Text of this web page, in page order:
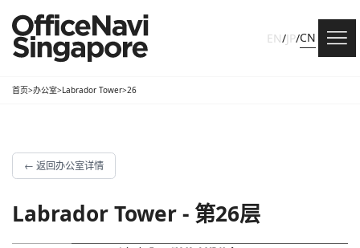
EN/JP/CN
首页>办公室>Labrador Tower>26
← 返回办公室详情
Labrador Tower - 第26层